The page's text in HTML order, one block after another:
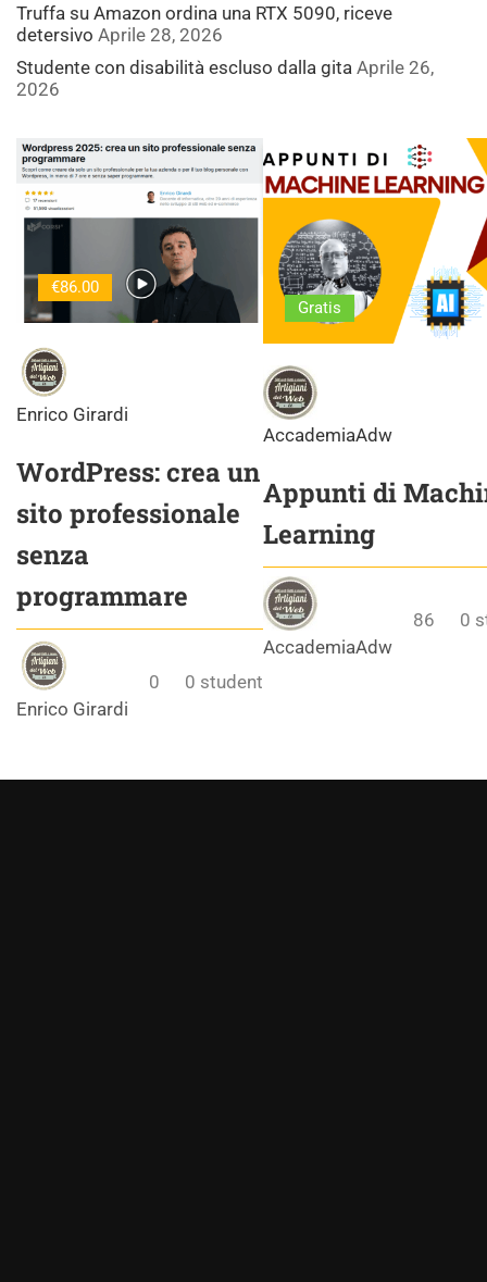
Truffa su Amazon ordina una RTX 5090, riceve
detersivo Aprile 28, 2026
Studente con disabilità escluso dalla gita Aprile 26,
2026
€86.00
Enrico Girardi
WordPress: crea un
sito professionale
senza
programmare
Enrico Girardi
0 0 student
Gratis
AccademiaAdw
Appunti di
Learning
AccademiaAdw
86 0